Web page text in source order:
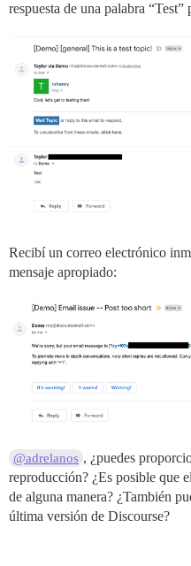
respuesta de una palabra
Recibí un correo electrónico
mensaje apropiado:
@adrelanos , ¿puedes
reproducción? ¿Es posible que
de alguna manera? ¿También
última versión de Discourse?